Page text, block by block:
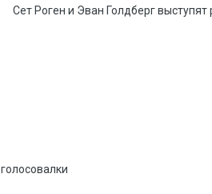
Сет Роген и Эван Голдберг
голосовалки